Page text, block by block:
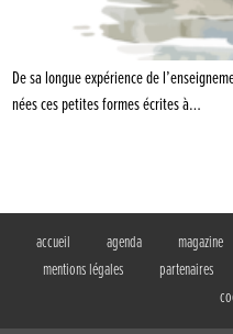
De sa longue expérience de
nées ces petites formes écrites à…
accueil agenda magazine
mentions légales
partenaires